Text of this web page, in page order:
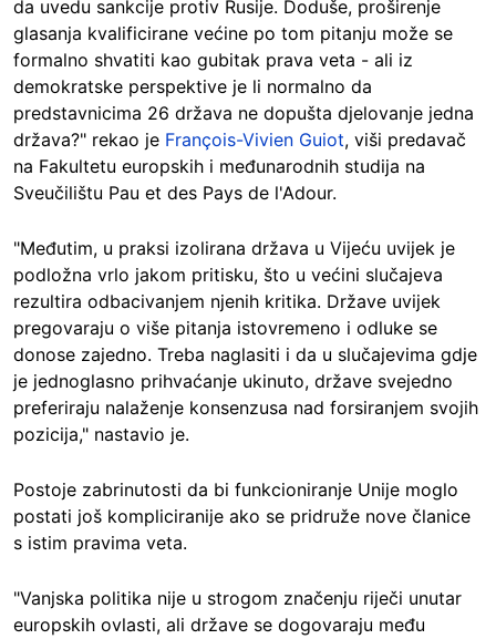
da uvedu sankcije protiv Rusije. Doduše, proširenje
glasanja kvalificirane većine po tom pitanju može se
formalno shvatiti kao gubitak prava veta - ali iz
demokratske perspektive je li normalno da
predstavnicima 26 država ne dopušta djelovanje jedna
država?" rekao je François-Vivien Guiot, viši predavač
na Fakultetu europskih i međunarodnih studija na
Sveučilištu Pau et des Pays de l'Adour.
"Međutim, u praksi izolirana država u Vijeću uvijek je
podložna vrlo jakom pritisku, što u većini slučajeva
rezultira odbacivanjem njenih kritika. Države uvijek
pregovaraju o više pitanja istovremeno i odluke se
donose zajedno. Treba naglasiti i da u slučajevima gdje
je jednoglasno prihvaćanje ukinuto, države svejedno
preferiraju nalaženje konsenzusa nad forsiranjem svojih
pozicija," nastavio je.
Postoje zabrinutosti da bi funkcioniranje Unije moglo
postati još kompliciranije ako se pridruže nove članice
s istim pravima veta.
"Vanjska politika nije u strogom značenju riječi unutar
europskih ovlasti, ali države se dogovaraju među